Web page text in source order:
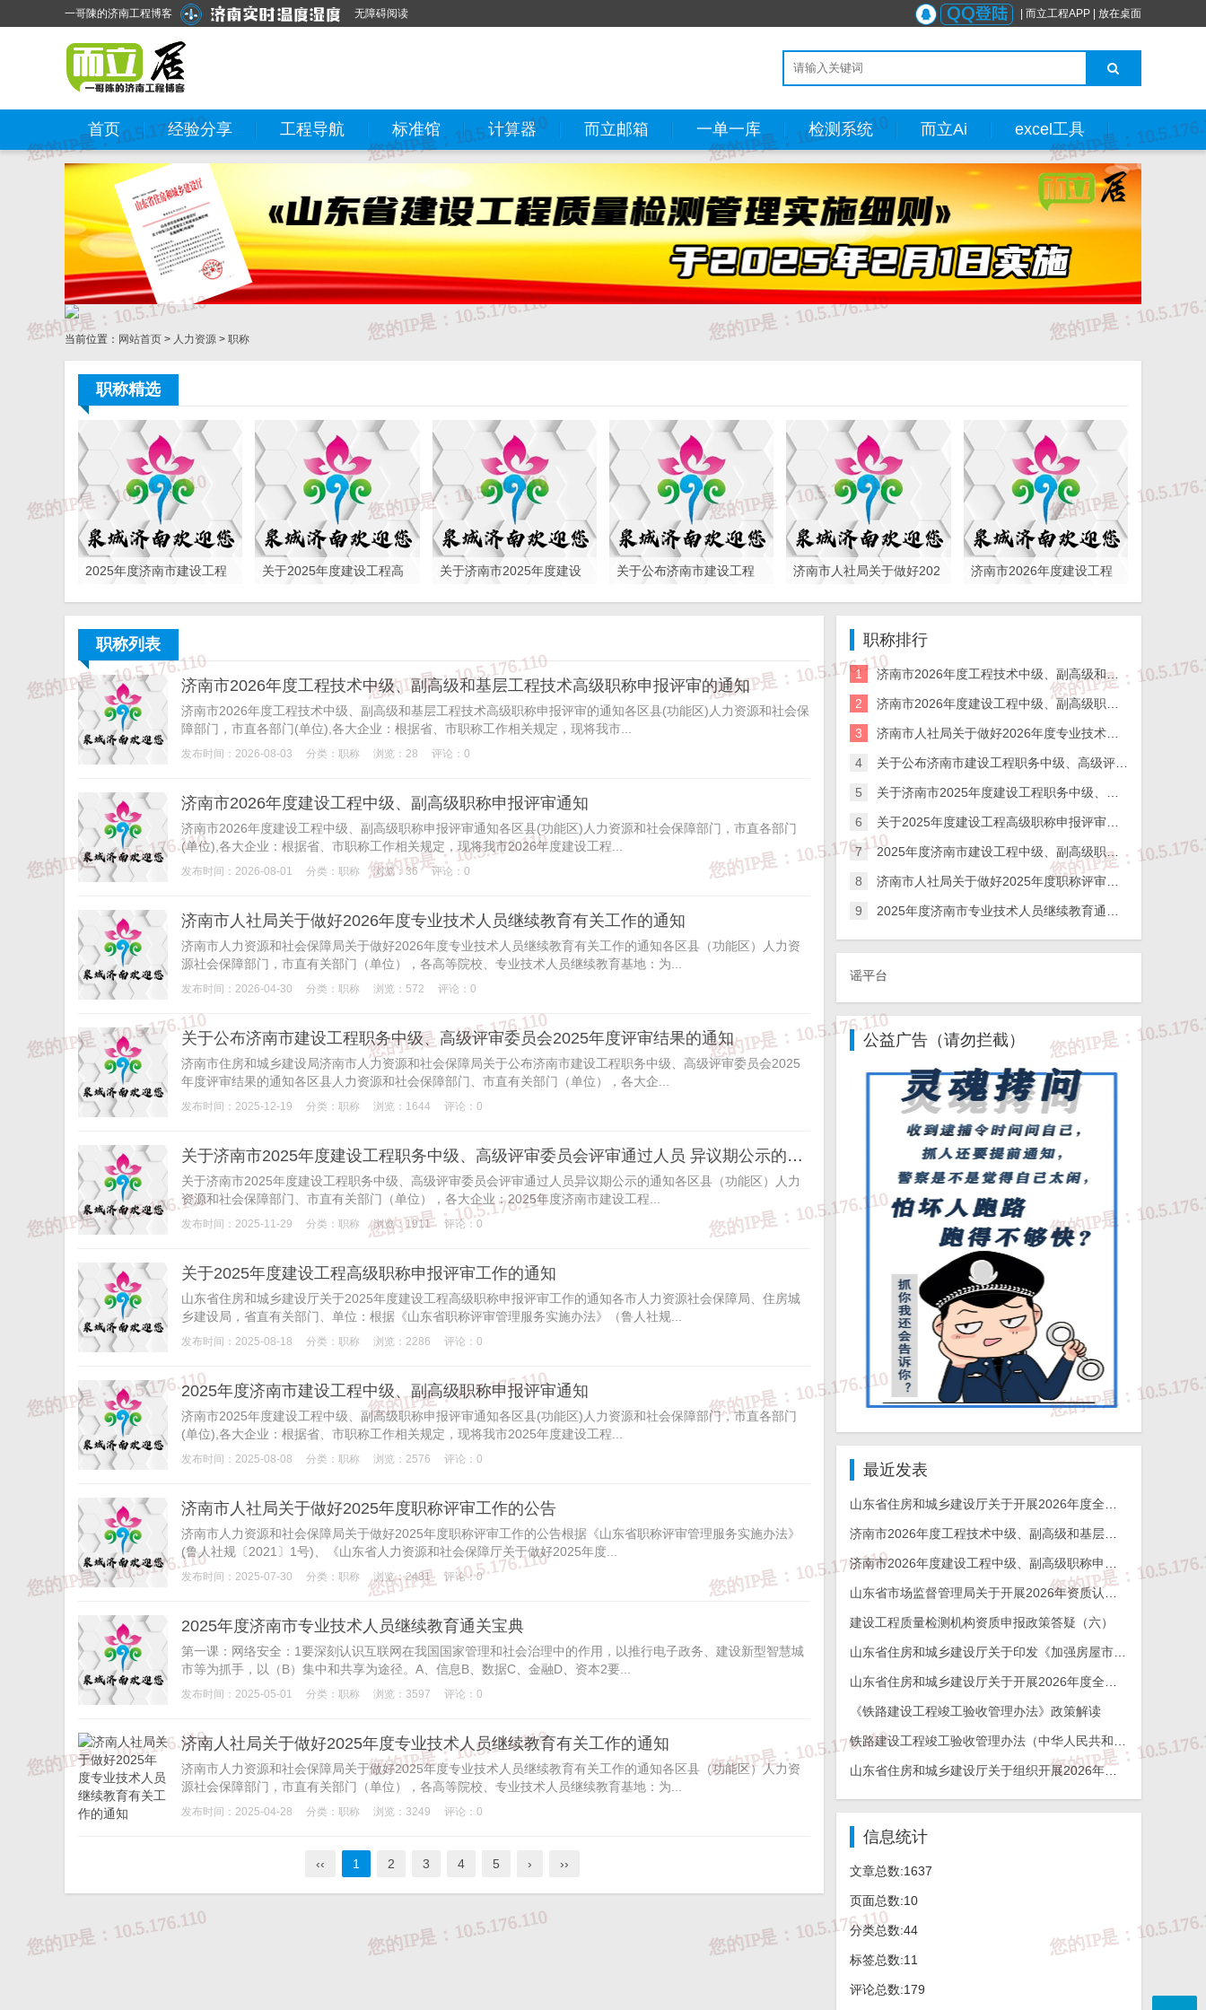
而立工程APP 放在桌面
一哥陳的济南工程博客 无障碍阅读
首页 经验分享 工程导航 标准馆 计算器 而立邮箱 一单一库 检测系统 而立Ai excel工具
当前位置： 网站首页 > 人力资源 > 职称
职称精选
2025年度济南市建设工程
关于2025年度建设工程高
关于济南市2025年度建设
关于公布济南市建设工程
济南市人社局关于做好202
济南市2026年度建设工程
职称列表
济南市2026年度工程技术中级、副高级和基层工程技术高级职称申报评审的通知
济南市2026年度工程技术中级、副高级和基层工程技术高级职称申报评审的通知各区县(功能区)人力资源和社会保
障部门，市直各部门(单位),各大企业：根据省、市职称工作相关规定，现将我市...
发布时间：2026-08-03 分类： 职称 浏览：28 评论：0
济南市2026年度建设工程中级、副高级职称申报评审通知
济南市2026年度建设工程中级、副高级职称申报评审通知各区县(功能区)人力资源和社会保障部门，市直各部门
(单位),各大企业：根据省、市职称工作相关规定，现将我市2026年度建设工程...
发布时间：2026-08-01 分类： 职称 浏览：36 评论：0
济南市人社局关于做好2026年度专业技术人员继续教育有关工作的通知
济南市人力资源和社会保障局关于做好2026年度专业技术人员继续教育有关工作的通知各区县（功能区）人力资
源社会保障部门，市直有关部门（单位），各高等院校、专业技术人员继续教育基地：为...
发布时间：2026-04-30 分类： 职称 浏览：572 评论：0
关于公布济南市建设工程职务中级、高级评审委员会2025年度评审结果的通知
济南市住房和城乡建设局济南市人力资源和社会保障局关于公布济南市建设工程职务中级、高级评审委员会2025
年度评审结果的通知各区县人力资源和社会保障部门、市直有关部门（单位），各大企...
发布时间：2025-12-19 分类： 职称 浏览：1644 评论：0
关于济南市2025年度建设工程职务中级、高级评审委员会评审通过人员 异议期公示的通知
关于济南市2025年度建设工程职务中级、高级评审委员会评审通过人员异议期公示的通知各区县（功能区）人力
资源和社会保障部门、市直有关部门（单位），各大企业：2025年度济南市建设工程...
发布时间：2025-11-29 分类： 职称 浏览：1911 评论：0
关于2025年度建设工程高级职称申报评审工作的通知
山东省住房和城乡建设厅关于2025年度建设工程高级职称申报评审工作的通知各市人力资源社会保障局、住房城
乡建设局，省直有关部门、单位：根据《山东省职称评审管理服务实施办法》（鲁人社规...
发布时间：2025-08-18 分类： 职称 浏览：2286 评论：0
2025年度济南市建设工程中级、副高级职称申报评审通知
济南市2025年度建设工程中级、副高级职称申报评审通知各区县(功能区)人力资源和社会保障部门，市直各部门
(单位),各大企业：根据省、市职称工作相关规定，现将我市2025年度建设工程...
发布时间：2025-08-08 分类： 职称 浏览：2576 评论：0
济南市人社局关于做好2025年度职称评审工作的公告
济南市人力资源和社会保障局关于做好2025年度职称评审工作的公告根据《山东省职称评审管理服务实施办法》
(鲁人社规〔2021〕1号)、《山东省人力资源和社会保障厅关于做好2025年度...
发布时间：2025-07-30 分类： 职称 浏览：2481 评论：0
2025年度济南市专业技术人员继续教育通关宝典
第一课：网络安全：1要深刻认识互联网在我国国家管理和社会治理中的作用，以推行电子政务、建设新型智慧城
市等为抓手，以（B）集中和共享为途径。A、信息B、数据C、金融D、资本2要...
发布时间：2025-05-01 分类： 职称 浏览：3597 评论：0
济南人社局关于做好2025年度专业技术人员继续教育有关工作的通知
济南市人力资源和社会保障局关于做好2025年度专业技术人员继续教育有关工作的通知各区县（功能区）人力资
源社会保障部门，市直有关部门（单位），各高等院校、专业技术人员继续教育基地：为...
发布时间：2025-04-28 分类： 职称 浏览：3249 评论：0
‹‹ 1 2 3 4 5 › ››
职称排行
1 济南市2026年度工程技术中级、副高级和基层工程技术高级职称申报评审的通知
2 济南市2026年度建设工程中级、副高级职称申报评审通知
3 济南市人社局关于做好2026年度专业技术人员继续教育有关工作的通知
4 关于公布济南市建设工程职务中级、高级评审委员会2025年度评审结果的通知
5 关于济南市2025年度建设工程职务中级、高级评审委员会评审通过人员 异议期公示的通知
6 关于2025年度建设工程高级职称申报评审工作的通知
7 2025年度济南市建设工程中级、副高级职称申报评审通知
8 济南市人社局关于做好2025年度职称评审工作的公告
9 2025年度济南市专业技术人员继续教育通关宝典
公益广告（请勿拦截）
最近发表
济南市2026年度工程技术中级、副高级和基层工程技术高级职称申报评审的通知
建设工程质量检测机构资质申报政策答疑（六）
山东省住房和城乡建设厅关于印发《加强房屋市政工程勘察全链条管理实施方案》的通知
《铁路建设工程竣工验收管理办法》政策解读
山东省住房和城乡建设厅关于组织开展2026年度山东省工程建设泰山杯奖申报工作的通知
信息统计
文章总数:1637
页面总数:10
分类总数:44
标签总数:11
评论总数:179